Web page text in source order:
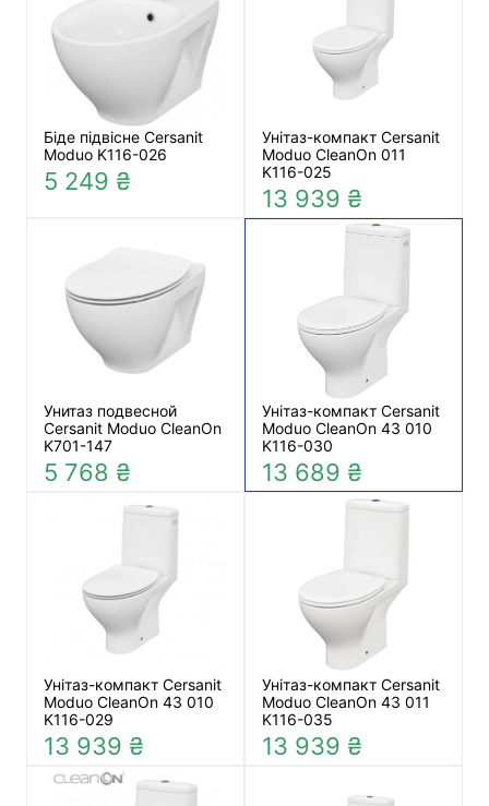
Біде підвісне Cersanit
Moduo K116-026
5 249 ₴
Унітаз-компакт Cersanit
Moduo CleanOn 011
K116-025
13 939 ₴
Унитаз подвесной
Cersanit Moduo CleanOn
K701-147
5 768 ₴
Унітаз-компакт Cersanit
Moduo CleanOn 43 010
K116-030
13 689 ₴
Унітаз-компакт Cersanit
Moduo CleanOn 43 010
K116-029
13 939 ₴
Унітаз-компакт Cersanit
Moduo CleanOn 43 011
K116-035
13 939 ₴